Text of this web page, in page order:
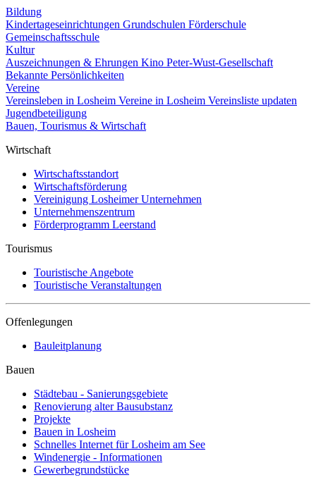
Bildung
Kindertageseinrichtungen Grundschulen Förderschule
Gemeinschaftsschule
Kultur
Auszeichnungen & Ehrungen Kino Peter-Wust-Gesellschaft
Bekannte Persönlichkeiten
Vereine
Vereinsleben in Losheim Vereine in Losheim Vereinsliste updaten
Jugendbeteiligung
Bauen, Tourismus & Wirtschaft
Wirtschaft
Wirtschaftsstandort
Wirtschaftsförderung
Vereinigung Losheimer Unternehmen
Unternehmenszentrum
Förderprogramm Leerstand
Tourismus
Touristische Angebote
Touristische Veranstaltungen
Offenlegungen
Bauleitplanung
Bauen
Städtebau - Sanierungsgebiete
Renovierung alter Bausubstanz
Projekte
Bauen in Losheim
Schnelles Internet für Losheim am See
Windenergie - Informationen
Gewerbegrundstücke